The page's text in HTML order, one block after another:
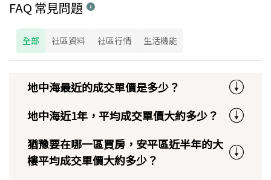
FAQ 常見問題
全部 社區資料 社區行情 生活機能
地中海最近的成交單價是多少？
地中海近1年，平均成交單價大約多少？
猶豫要在哪一區買房，安平區近半年的大
樓平均成交單價大約多少？